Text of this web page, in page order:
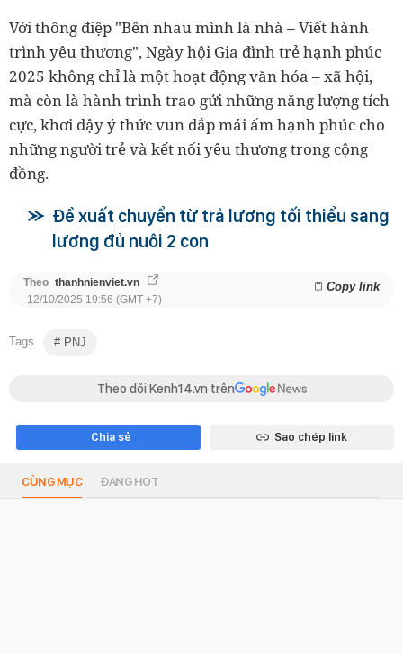
Với thông điệp "Bên nhau mình là nhà – Viết hành
trình yêu thương", Ngày hội Gia đình trẻ hạnh phúc
2025 không chỉ là một hoạt động văn hóa – xã hội,
mà còn là hành trình trao gửi những năng lượng tích
cực, khơi dậy ý thức vun đắp mái ấm hạnh phúc cho
những người trẻ và kết nối yêu thương trong cộng
đồng.
Đề xuất chuyển từ trả lương tối thiểu sang
lương đủ nuôi 2 con
Theo thanhnienviet.vn Copy link
12/10/2025 19:56 (GMT +7)
Tags PNJ
Theo dõi Kenh14.vn trên
Chia sẻ Sao chép link
CÙNG MỤC ĐANG HOT